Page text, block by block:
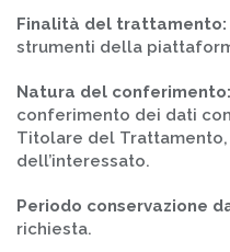
Finalità del trattamento:
strumenti della
Natura del conferimento:
conferimento dei dati
Titolare del
dell’interessato.
Periodo conservazione
richiesta.